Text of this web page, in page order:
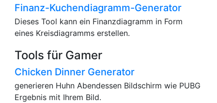
Finanz-Kuchendiagramm-Generator
Dieses Tool kann ein Finanzdiagramm in Form
eines Kreisdiagramms erstellen.
Tools für Gamer
Chicken Dinner Generator
generieren Huhn Abendessen Bildschirm wie PUBG
Ergebnis mit Ihrem Bild.